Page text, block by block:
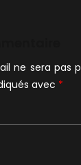
ne sera pas
avec *